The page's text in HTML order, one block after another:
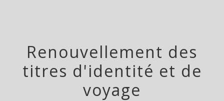
Renouvellement des
titres d'identité et de
voyage